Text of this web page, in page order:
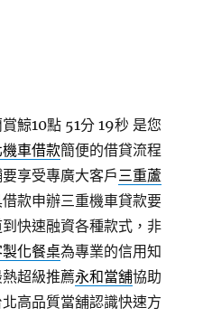
鯨10點 51分 19秒 是您
機車借款簡便的借貸流程
享受專廣大客戶三重蘆
款申辦三重機車貸款要
快速融資各種款式，非
製化餐桌為專業的信用知
超級推薦永和當舖協助
高品質當舖認識快速方